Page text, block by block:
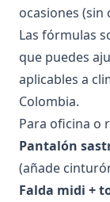
ocasiones (sin
Las fórmulas
que puedes
aplicables a
Colombia.
Para oficina o
Pantalón
(añade
Falda midi +